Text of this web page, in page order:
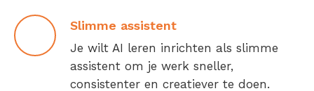
Slimme assistent
Je wilt AI leren inrichten als slimme
assistent om je werk sneller,
consistenter en creatiever te doen.